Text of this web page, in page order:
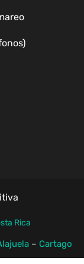
Rica
– Cartago